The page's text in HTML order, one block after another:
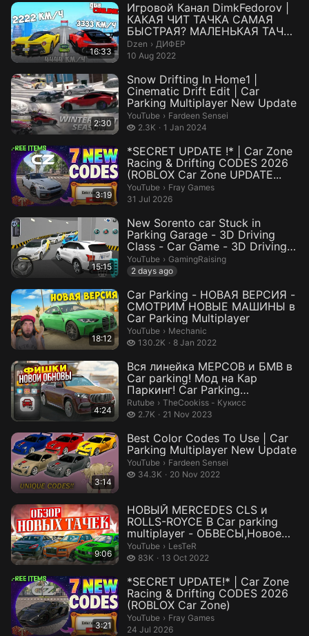
16:33
Игровой Канал DimkFedorov |
КАКАЯ ЧИТ ТАЧКА САМАЯ
БЫСТРАЯ? МАЛЕНЬКАЯ ТАЧКА
ПРОТИВ ЧИТ...
Dzen › ДИФЕР.
ДИФЕР
10 Aug 2022
2:30
Snow Drifting In Home1 |
Cinematic Drift Edit | Car
Parking Multiplayer New Update
YouTube › Fardeen Sensei.
Fardeen Sensei
2.3K
2.3 thousand views
1 Jan 2024
3:19
*SECRET UPDATE !* | Car Zone
Racing & Drifting CODES 2026
(ROBLOX Car Zone UPDATE...
YouTube › Fray Games.
Fray Games
31 Jul 2026
15:15
New Sorento car Stuck in
Parking Garage - 3D Driving
Class - Car Game - 3D Driving
Cl...
YouTube › GamingRaising.
GamingRaising
2 days ago
18:12
Car Parking - НОВАЯ ВЕРСИЯ -
СМОТРИМ НОВЫЕ МАШИНЫ в
Car Parking Multiplayer
YouTube › Mechanic.
Mechanic
130.2K
130.2 thousand views
8 Jan 2022
4:24
Вся линейка МЕРСОВ и БМВ в
Car parking! Мод на Кар
Паркинг! Car Parking
Multiplayer
Rutube › TheCookiss - Кукисс.
TheCookiss - Кукисс
2.7K
2.7 thousand views
21 Nov 2023
3:14
Best Color Codes To Use | Car
Parking Multiplayer New Update
YouTube › Fardeen Sensei.
Fardeen Sensei
34.3K
34.3 thousand views
20 Nov 2022
9:06
НОВЫЙ MERCEDES CLS и
ROLLS-ROYCE В Car parking
multiplayer - ОБВЕСЫ,Новое
обновление,...
YouTube › LesTeR.
LesTeR
83K
83 thousand views
13 Oct 2022
3:21
*SECRET UPDATE!* | Car Zone
Racing & Drifting CODES 2026
(ROBLOX Car Zone)
YouTube › Fray Games.
Fray Games
24 Jul 2026